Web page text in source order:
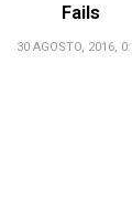
Fails
30 AGOSTO, 2016,